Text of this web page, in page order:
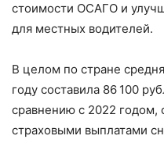
стоимости ОСАГО и
для местных водителей.
В целом по стране
году составила 86 100
сравнению с 2022 годом,
страховыми выплатами